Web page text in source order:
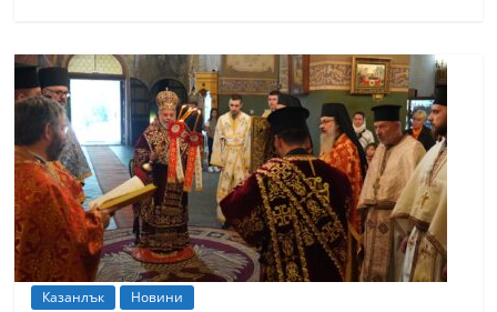
,
g
a
l
l
e
r
y
-
Казанлък Новини